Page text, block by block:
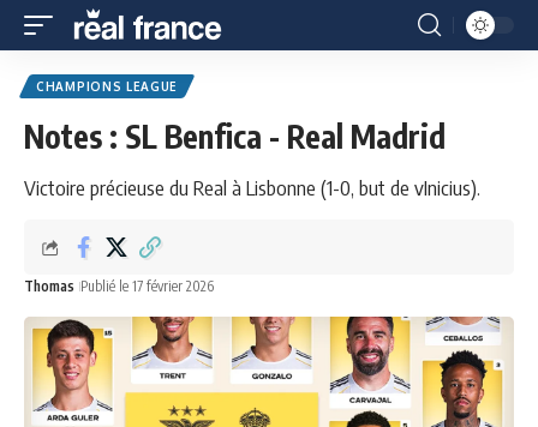
CHAMPIONS LEAGUE
Notes : SL Benfica - Real Madrid
Victoire précieuse du Real à Lisbonne (1-0, but de vInicius).
Thomas Publié le 17 février 2026